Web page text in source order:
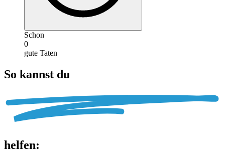
Schon
0
gute Taten
So kannst du
helfen: